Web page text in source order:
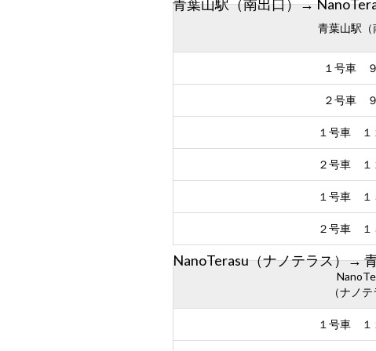
青葉山駅（南出口）→
青葉山駅（
１号車
２号車
１号車 １
２号車 １
１号車 １
２号車 １
NanoTerasu（ナノテラス）→
（ナノテ
１号車 １